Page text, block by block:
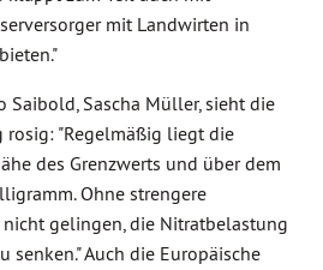
mit Landwirten in
Saibold, Sascha Müller, sieht die
rosig: "Regelmäßig liegt die
des Grenzwerts und über dem
Ohne strengere
gelingen, die Nitratbelastung
senken." Auch die Europäische